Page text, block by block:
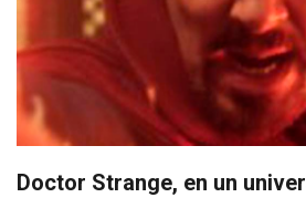
Doctor Strange, en un